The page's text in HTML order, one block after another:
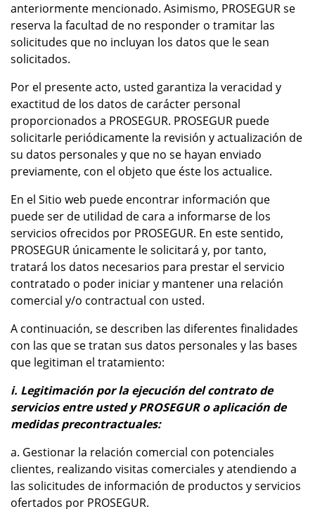
anteriormente mencionado. Asimismo, PROSEGUR se
reserva la facultad de no responder o tramitar las
solicitudes que no incluyan los datos que le sean
solicitados.
Por el presente acto, usted garantiza la veracidad y
exactitud de los datos de carácter personal
proporcionados a PROSEGUR. PROSEGUR puede
solicitarle periódicamente la revisión y actualización de
su datos personales y que no se hayan enviado
previamente, con el objeto que éste los actualice.
En el Sitio web puede encontrar información que
puede ser de utilidad de cara a informarse de los
servicios ofrecidos por PROSEGUR. En este sentido,
PROSEGUR únicamente le solicitará y, por tanto,
tratará los datos necesarios para prestar el servicio
contratado o poder iniciar y mantener una relación
comercial y/o contractual con usted.
A continuación, se describen las diferentes finalidades
con las que se tratan sus datos personales y las bases
que legitiman el tratamiento:
i. Legitimación por la ejecución del contrato de
servicios entre usted y PROSEGUR o aplicación de
medidas precontractuales:
a. Gestionar la relación comercial con potenciales
clientes, realizando visitas comerciales y atendiendo a
las solicitudes de información de productos y servicios
ofertados por PROSEGUR.